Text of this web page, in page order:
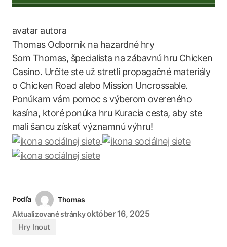
Thomas Odborník na hazardné hry
Som Thomas, špecialista na zábavnú hru Chicken
Casino. Určite ste už stretli propagačné materiály
o Chicken Road alebo Mission Uncrossable.
Ponúkam vám pomoc s výberom overeného
kasína, ktoré ponúka hru Kuracia cesta, aby ste
mali šancu získať významnú výhru!
Podľa
Thomas
Aktualizované stránkyoktóber 16, 2025
Hry Inout